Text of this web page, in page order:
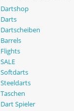
Dartshop
Darts
Dartscheiben
Barrels
Flights
SALE
Softdarts
Steeldarts
Taschen
Dart Spieler